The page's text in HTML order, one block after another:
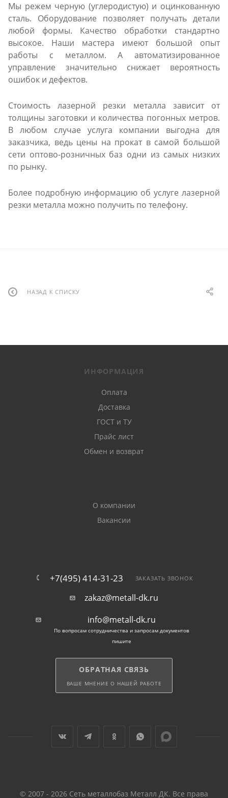
Мы режем черную (углеродистую) и оцинкованную
сталь. Оборудование позволяет получать детали
любой формы. Качество обработки стандартно
высокое. Наши мастера имеют большой опыт
работы с металлом. А автоматизированное
управление значительно снижает вероятность
ошибок и дефектов.
Стоимость лазерной резки металла зависит от
толщины заготовки и количества погонных метров.
В любом случае услуга компании выгодна для
заказчика, ведь цены на прокат в самой большой
сети оптово-розничных баз одни из самых низких
по рынку.
Более подробную информацию об услуге лазерной
резки металла можно получить по телефону.
НАЗАД К СПИСКУ
ИНФОРМАЦИЯ
Оплата
Доставка
ГОСТ и ТУ
Прайс лист
Обмен и возврат
О компании
Вакансии
+7(495) 414-31-23 ЗАКАЗАТЬ ЗВОНОК
zakaz@metall-dk.ru
info@metall-dk.ru
По вопросам сотрудничества и запросам документов
пишите
ОБРАТНАЯ СВЯЗЬ
ВАШЕ МНЕНИЕ О НАШЕЙ РАБОТЕ
© 2007 - 2026 Сеть металлобаз Металл ДК. Все права